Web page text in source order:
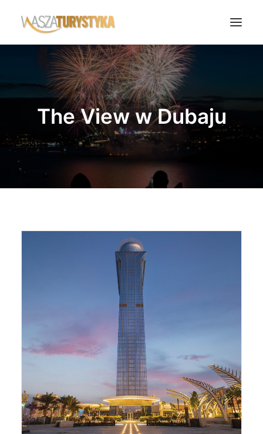
Księga wspomnień
Biura podróży
Transport
Noclegi
Polska
Świat
Wasze Podróże
The View w Dubaju